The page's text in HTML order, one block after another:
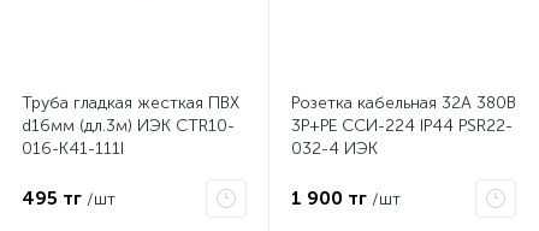
Труба гладкая жесткая ПВХ
d16мм (дл.3м) ИЭК CTR10-
016-K41-111I
495 тг /шт
Розетка кабельная 32А 380В
3P+PЕ ССИ-224 IP44 PSR22-
032-4 ИЭК
1 900 тг /шт